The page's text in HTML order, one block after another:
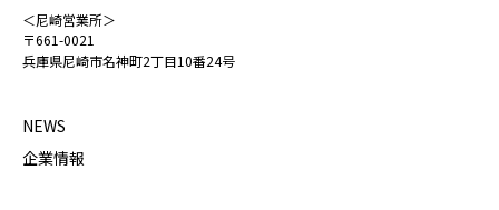
＜尼崎営業所＞
〒661-0021
兵庫県尼崎市名神町2丁目10番24号
NEWS
企業情報